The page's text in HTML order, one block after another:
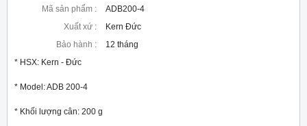
Mã sản phẩm :
ADB200-4
Xuất xứ :
Kern Đức
Bảo hành :
12 tháng
* HSX: Kern - Đức
* Model: ADB 200-4
* Khối lượng cân: 200 g